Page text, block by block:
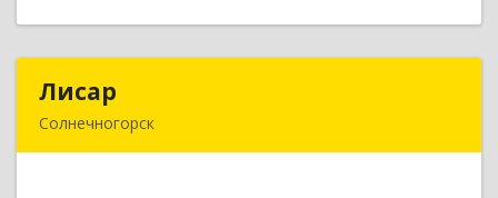
Лисар
Солнечногорск